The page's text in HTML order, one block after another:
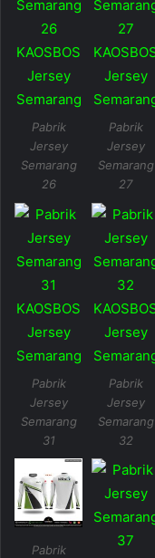
Pabrik
Jersey
Semarang
26
Pabrik
Jersey
Semarang
27
Pabrik
Jersey
Semarang
31
Pabrik
Jersey
Semarang
32
Pabrik